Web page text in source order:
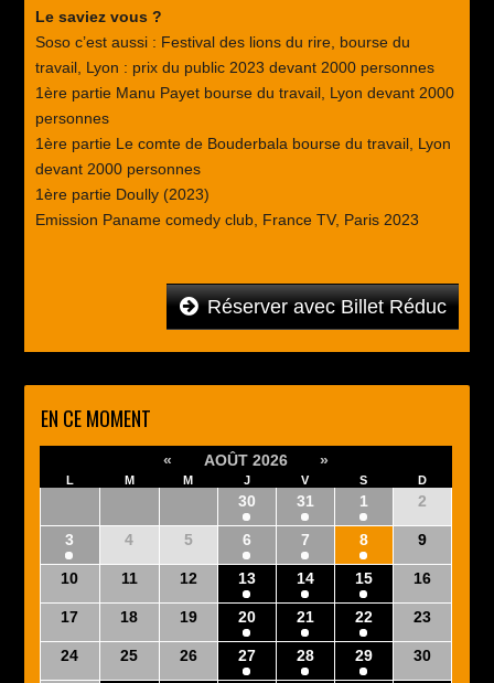
Le saviez vous ?
Soso c’est aussi : Festival des lions du rire, bourse du
travail, Lyon : prix du public 2023 devant 2000 personnes
1ère partie Manu Payet bourse du travail, Lyon devant 2000
personnes
1ère partie Le comte de Bouderbala bourse du travail, Lyon
devant 2000 personnes
1ère partie Doully (2023)
Emission Paname comedy club, France TV, Paris 2023
Réserver avec Billet Réduc
EN CE MOMENT
« AOÛT 2026 »
L M M J V S D
30 31 1 2
3 4 5 6 7 8 9
10 11 12 13 14 15 16
17 18 19 20 21 22 23
24 25 26 27 28 29 30